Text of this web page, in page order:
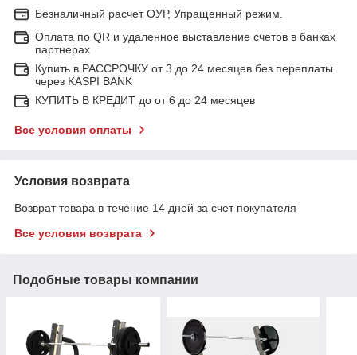
Безналичный расчет ОУР, Упращенный режим.
Оплата по QR и удаленное выставление счетов в банках
партнерах
Купить в РАССРОЧКУ от 3 до 24 месяцев без переплаты
через KASPI BANK
КУПИТЬ В КРЕДИТ до от 6 до 24 месяцев
Все условия оплаты
Условия возврата
Возврат товара в течение 14 дней за счет покупателя
Все условия возврата
Подобные товары компании